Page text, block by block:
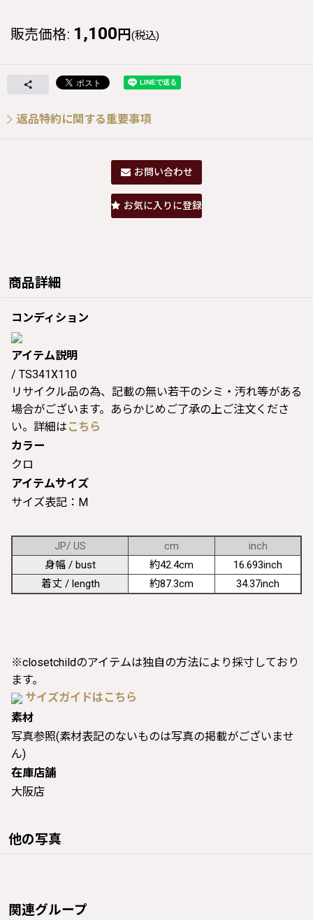
販売価格: 1,100 円 (税込)
返品特約に関する重要事項
お問い合わせ
お気に入りに登録
商品詳細
コンディション
アイテム説明
/ TS341X110
リサイクル品の為、記載の無い若干のシミ・汚れ等がある
場合がございます。あらかじめご了承の上ご注文くださ
い。詳細は こちら
カラー
クロ
アイテムサイズ
サイズ表記：M
JP/ US cm
inch
身幅 / bust
約42.4cm
16.693inch
着丈 / length
約87.3cm 34.37inch
※closetchildのアイテムは独自の方法により採寸しており
ます。
サイズガイドはこちら
素材
写真参照(素材表記のないものは写真の掲載がございませ
ん)
在庫店舗
大阪店
他の写真
関連グループ